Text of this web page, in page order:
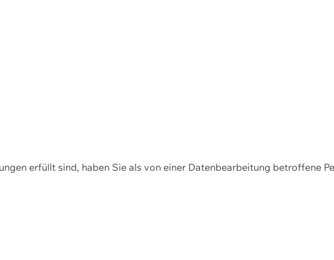
erfüllt sind, haben Sie als von einer Datenbearbeitung betroffene